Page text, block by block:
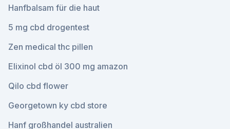
Hanfbalsam für die haut
5 mg cbd drogentest
Zen medical thc pillen
Elixinol cbd öl 300 mg amazon
Qilo cbd flower
Georgetown ky cbd store
Hanf großhandel australien